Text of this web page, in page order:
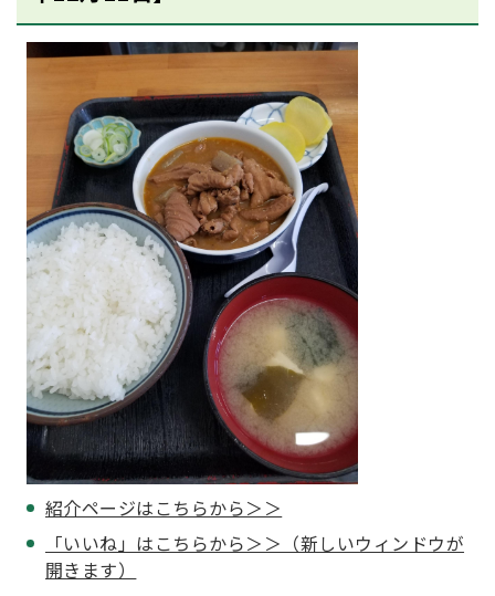
紹介ページはこちらから＞＞
「いいね」はこちらから＞＞（新しいウィンドウが
開きます）